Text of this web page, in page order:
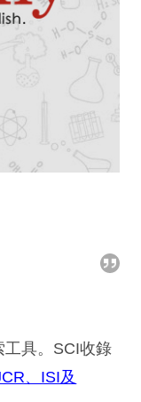
工具。SCI收錄
、ISI及